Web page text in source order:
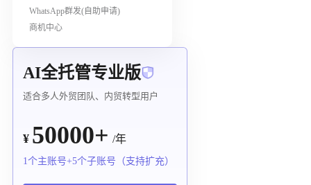
WhatsApp群发(自助申请)
商机中心
AI全托管专业版
适合多人外贸团队、内贸转型用户
¥ 50000+ /年
1个主账号+5个子账号（支持扩充）